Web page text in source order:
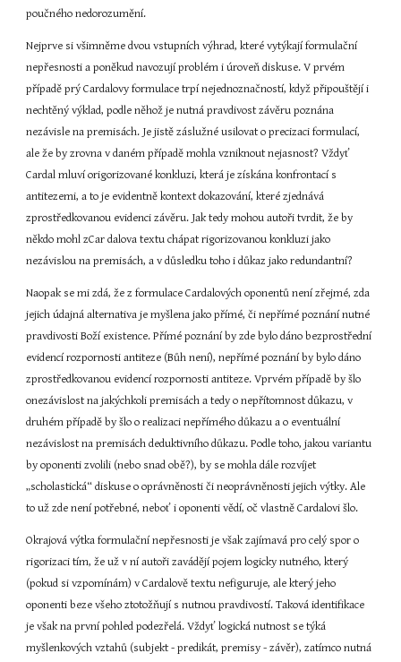
poučného nedorozumění.
Nejprve si všimněme dvou vstupních výhrad, které vytýkají formulační
nepřesnosti a poněkud navozují problém i úroveň diskuse. V prvém
případě prý Cardalovy formulace trpí nejednoznačností, když připouštějí i
nechtěný výklad, podle něhož je nutná pravdivost závěru poznána
nezávisle na premisách. Je jistě záslužné usilovat o precizaci formulací,
ale že by zrovna v daném případě mohla vzniknout nejasnost? Vždyť
Cardal mluví origorizované konkluzi, která je získána konfrontací s
antitezemi, a to je evidentně kontext dokazování, které zjednává
zprostředkovanou evidenci závěru. Jak tedy mohou autoři tvrdit, že by
někdo mohl zCar dalova textu chápat rigorizovanou konkluzi jako
nezávislou na premisách, a v důsledku toho i důkaz jako redundantní?
Naopak se mi zdá, že z formulace Cardalových oponentů není zřejmé, zda
jejich údajná alternativa je myšlena jako přímé, či nepřímé poznání nutné
pravdivosti Boží existence. Přímé poznání by zde bylo dáno bezprostřední
evidencí rozpornosti antiteze (Bůh není), nepřímé poznání by bylo dáno
zprostředkovanou evidencí rozpornosti antiteze. Vprvém případě by šlo
onezávislost na jakýchkoli premisách a tedy o nepřítomnost důkazu, v
druhém případě by šlo o realizaci nepřímého důkazu a o eventuální
nezávislost na premisách deduktivního důkazu. Podle toho, jakou variantu
by oponenti zvolili (nebo snad obě?), by se mohla dále rozvíjet
„scholastická“ diskuse o oprávněnosti či neoprávněnosti jejich výtky. Ale
to už zde není potřebné, neboť i oponenti vědí, oč vlastně Cardalovi šlo.
Okrajová výtka formulační nepřesnosti je však zajímavá pro celý spor o
rigorizaci tím, že už v ní autoři zavádějí pojem logicky nutného, který
(pokud si vzpomínám) v Cardalově textu nefiguruje, ale který jeho
oponenti beze všeho ztotožňují s nutnou pravdivostí. Taková identifikace
je však na první pohled podezřelá. Vždyť logická nutnost se týká
myšlenkových vztahů (subjekt - predikát, premisy - závěr), zatímco nutná